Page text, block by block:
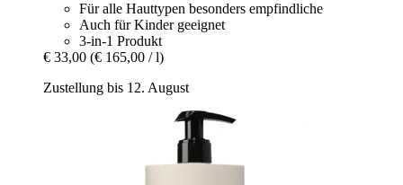
Für alle Hauttypen besonders empfindliche
Auch für Kinder geeignet
3-in-1 Produkt
€ 33,00 (€ 165,00 / l)
Zustellung bis 12. August